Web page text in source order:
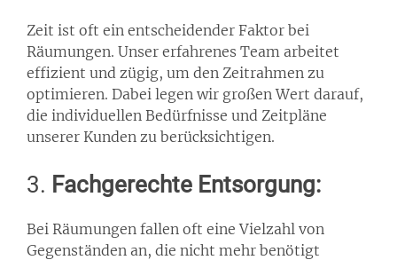
Zeit ist oft ein entscheidender Faktor bei
Räumungen. Unser erfahrenes Team arbeitet
effizient und zügig, um den Zeitrahmen zu
optimieren. Dabei legen wir großen Wert darauf,
die individuellen Bedürfnisse und Zeitpläne
unserer Kunden zu berücksichtigen.
3. Fachgerechte Entsorgung:
Bei Räumungen fallen oft eine Vielzahl von
Gegenständen an, die nicht mehr benötigt